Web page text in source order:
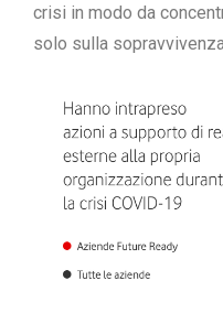
crisi in modo da
solo sulla sopravvivenza.